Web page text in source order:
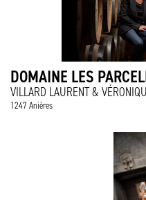
DOMAINE LES
VILLARD LAURENT &
1247 Anières